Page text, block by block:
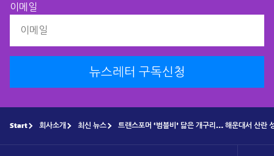
이메일
뉴스레터 구독신청
Start 회사소개 최신 뉴스 트랜스포머 ‘범블비’ 닮은 개구리… 해운대서 산란